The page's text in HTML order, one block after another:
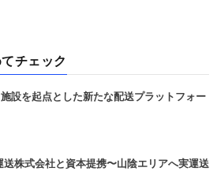
てチェック
設を起点とした新たな配送プラットフォー
株式会社と資本提携〜山陰エリアへ実運送